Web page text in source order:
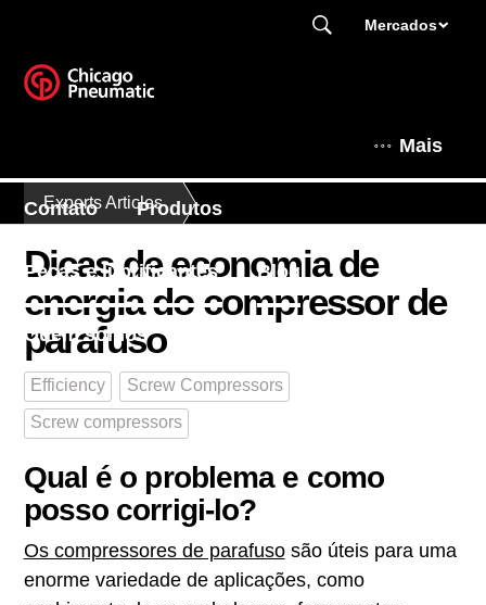
Mercados
Mais
Contato Produtos
Peças e lubrificantes Blog
Quem somos
Experts Articles
Dicas de economia de
energia do compressor de
parafuso
Efficiency
Screw Compressors
Screw compressors
Qual é o problema e como
posso corrigi-lo?
Os compressores de parafusosão úteis para uma
enorme variedade de aplicações, como